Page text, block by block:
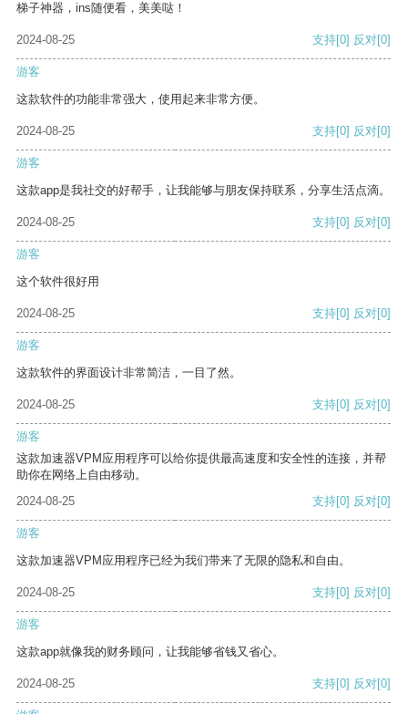
梯子神器，ins随便看，美美哒！
2024-08-25 支持[0] 反对[0]
游客
这款软件的功能非常强大，使用起来非常方便。
2024-08-25 支持[0] 反对[0]
游客
这款app是我社交的好帮手，让我能够与朋友保持联系，分享生活点滴。
2024-08-25 支持[0] 反对[0]
游客
这个软件很好用
2024-08-25 支持[0] 反对[0]
游客
这款软件的界面设计非常简洁，一目了然。
2024-08-25 支持[0] 反对[0]
游客
这款加速器VPM应用程序可以给你提供最高速度和安全性的连接，并帮
助你在网络上自由移动。
2024-08-25
支持[0] 反对[0]
游客
这款加速器VPM应用程序已经为我们带来了无限的隐私和自由。
2024-08-25 支持[0] 反对[0]
游客
这款app就像我的财务顾问，让我能够省钱又省心。
2024-08-25 支持[0] 反对[0]